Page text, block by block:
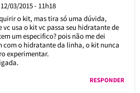
12/03/2015 - 11h18
o kit, mas tira só uma dúvida,
vc usa o kit vc passa seu hidratante de
um especifico? pois não me dei
com o hidratante da linha, o kit nunca
experimentar.
RESPONDER